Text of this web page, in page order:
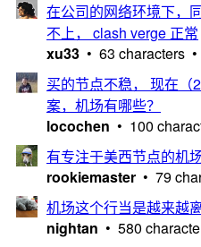
在公司的网络环境下，
不上， clash verge 正常
xu33 • 63 characters
买的节点不稳， 现在（
案，机场有哪些？
locochen • 100
有专注于美西节点的机
rookiemaster • 79
机场这个行当是越来越
nightan • 580